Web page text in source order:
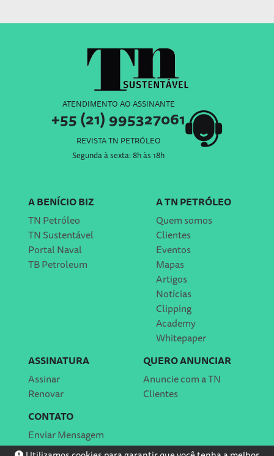
ATENDIMENTO AO ASSINANTE
+55 (21) 995327061
REVISTA TN PETRÓLEO
Segunda à sexta: 8h às 18h
A BENÍCIO BIZ
TN Petróleo
TN Sustentável
Portal Naval
TB Petroleum
A TN PETRÓLEO
Quem somos
Clientes
Eventos
Mapas
Artigos
Notícias
Clipping
Academy
Whitepaper
ASSINATURA
Assinar
Renovar
QUERO ANUNCIAR
Anuncie com a TN
Clientes
CONTATO
Enviar Mensagem
Localização